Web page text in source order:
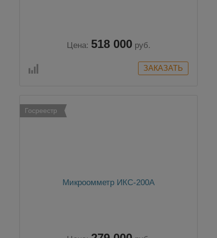
Цена: 518 000 руб.
Госреестр
Микроомметр ИКС-200А